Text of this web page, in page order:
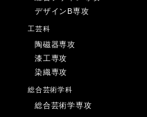
デザインB専攻
工芸科
陶磁器専攻
漆工専攻
染織専攻
総合芸術学科
総合芸術学専攻